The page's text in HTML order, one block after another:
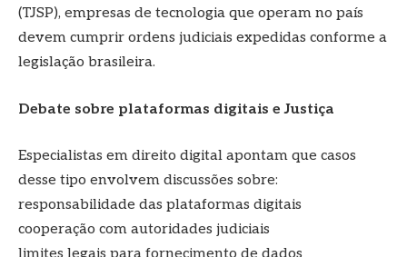
(TJSP), empresas de tecnologia que operam no país
devem cumprir ordens judiciais expedidas conforme a
legislação brasileira.
Debate sobre plataformas digitais e Justiça
Especialistas em direito digital apontam que casos
desse tipo envolvem discussões sobre:
responsabilidade das plataformas digitais
cooperação com autoridades judiciais